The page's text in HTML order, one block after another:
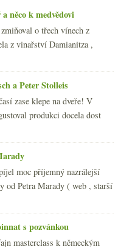
něco k medvědovi
o třech vínech z
z vinařství Damianitza ,
a Peter Stolleis
zase klepe na dveře! V
produkci docela dost
moc příjemný nazrálejší
od Petra Marady ( web , starší
s pozvánkou
masterclass k německým